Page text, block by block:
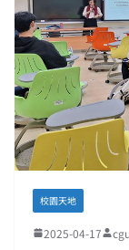
校園天地
2025-04-17